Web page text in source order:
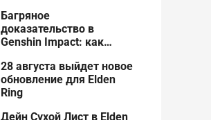
Багряное
доказательство в
Genshin Impact: как
28 августа выйдет новое
обновление для Elden
Ring
Дейн Сухой Лист в Elden